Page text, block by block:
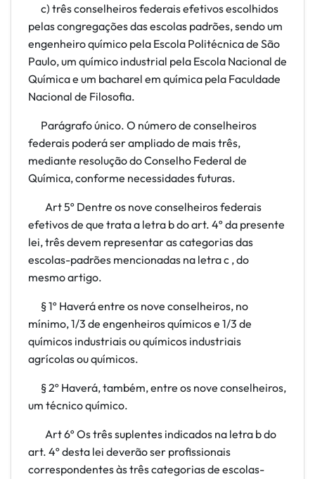
c) três conselheiros federais efetivos escolhidos
pelas congregações das escolas padrões, sendo um
engenheiro químico pela Escola Politécnica de São
Paulo, um químico industrial pela Escola Nacional de
Química e um bacharel em química pela Faculdade
Nacional de Filosofia.
Parágrafo único. O número de conselheiros
federais poderá ser ampliado de mais três,
mediante resolução do Conselho Federal de
Química, conforme necessidades futuras.
Art 5º Dentre os nove conselheiros federais
efetivos de que trata a letra b do art. 4º da presente
lei, três devem representar as categorias das
escolas-padrões mencionadas na letra c , do
mesmo artigo.
§ 1º Haverá entre os nove conselheiros, no
mínimo, 1/3 de engenheiros químicos e 1/3 de
químicos industriais ou químicos industriais
agrícolas ou químicos.
§ 2º Haverá, também, entre os nove conselheiros,
um técnico químico.
Art 6º Os três suplentes indicados na letra bdo
art. 4º desta lei deverão ser profissionais
correspondentes às três categorias de escolas-